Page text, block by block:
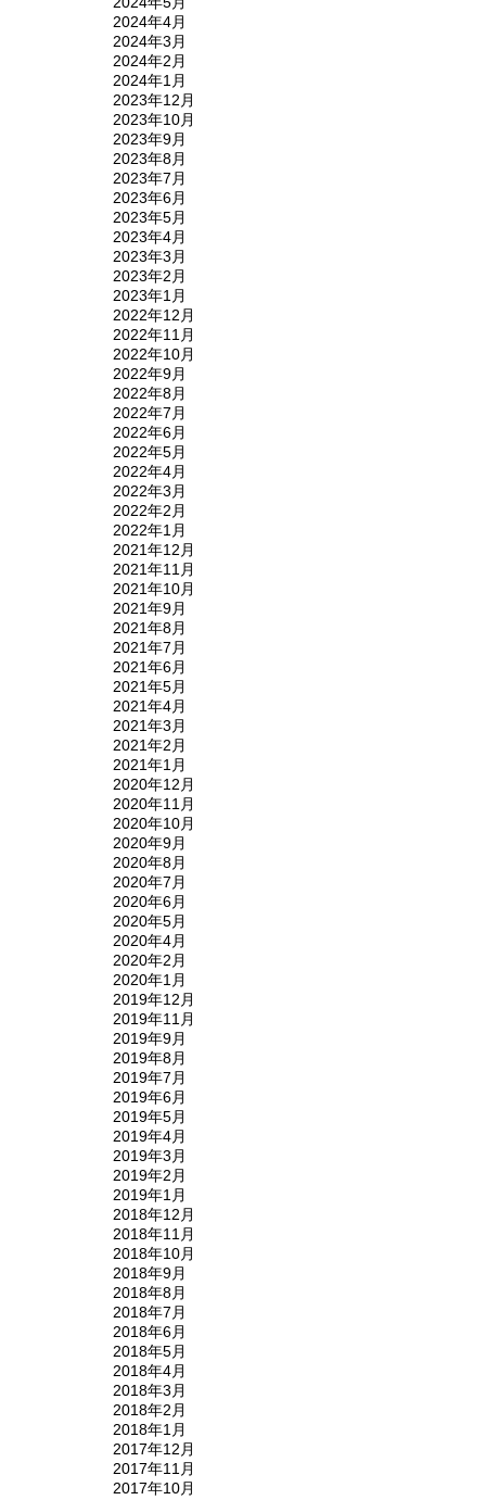
2024年4月
2024年3月
2024年2月
2024年1月
2023年12月
2023年10月
2023年9月
2023年8月
2023年7月
2023年6月
2023年5月
2023年4月
2023年3月
2023年2月
2023年1月
2022年12月
2022年11月
2022年10月
2022年9月
2022年8月
2022年7月
2022年6月
2022年5月
2022年4月
2022年3月
2022年2月
2022年1月
2021年12月
2021年11月
2021年10月
2021年9月
2021年8月
2021年7月
2021年6月
2021年5月
2021年4月
2021年3月
2021年2月
2021年1月
2020年12月
2020年11月
2020年10月
2020年9月
2020年8月
2020年7月
2020年6月
2020年5月
2020年4月
2020年2月
2020年1月
2019年12月
2019年11月
2019年9月
2019年8月
2019年7月
2019年6月
2019年5月
2019年4月
2019年3月
2019年2月
2019年1月
2018年12月
2018年11月
2018年10月
2018年9月
2018年8月
2018年7月
2018年6月
2018年5月
2018年4月
2018年3月
2018年2月
2018年1月
2017年12月
2017年11月
2017年10月